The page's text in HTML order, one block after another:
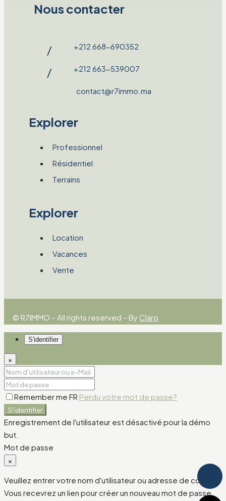
Nous contacter
/ +212 668-690352
/ +212 663-539007
contact@r7immo.ma
Explorer
Professionnel
Résidentiel
Terrains
Explorer
Location
Vacances
Vente
© R7IMMO – All rights reserved – By Claro
S'identifier
×
Remember me FR Perdu votre mot de passe?
S'identifier
Enregistrement de l'utilisateur est désactivé pour la démo
but.
Mot de passe
×
Veuillez entrer votre nom d'utilisateur ou adresse de courriel.
Vous recevrez un lien pour créer un nouveau mot de passe